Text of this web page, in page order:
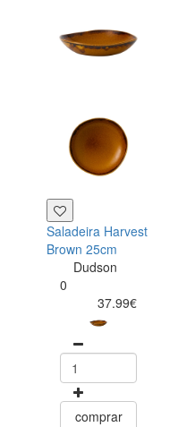
Saladeira Harvest
Brown 25cm
Dudson
0
37.99€
comprar